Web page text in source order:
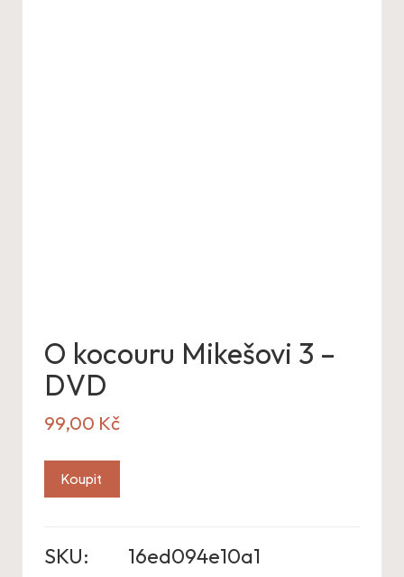
O kocouru Mikešovi 3 –
DVD
99,00 Kč
Koupit
SKU:
16ed094e10a1